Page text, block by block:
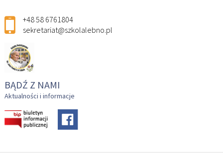
+48 58 6761804
sekretariat@szkolalebno.pl
BĄDŹ Z NAMI
Aktualności i informacje